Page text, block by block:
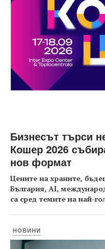
Бизнесът търси
Кошер 2026
нов формат
Цените на храните,
България, AI,
са сред темите на най-
НОВИНИ